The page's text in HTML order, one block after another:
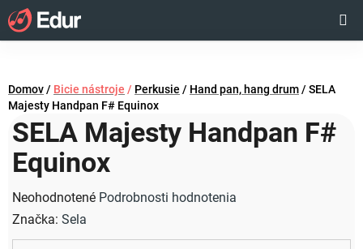
Prejsť
na
obsah
KOŠÍK
Domov/ Bicie nástroje / Perkusie / Hand pan, hang drum/ SELA
Majesty Handpan F# Equinox
SELA Majesty Handpan F#
Equinox
Priemerné
hodnotenie
produktu
Neohodnotené Podrobnosti hodnotenia
Značka: Sela